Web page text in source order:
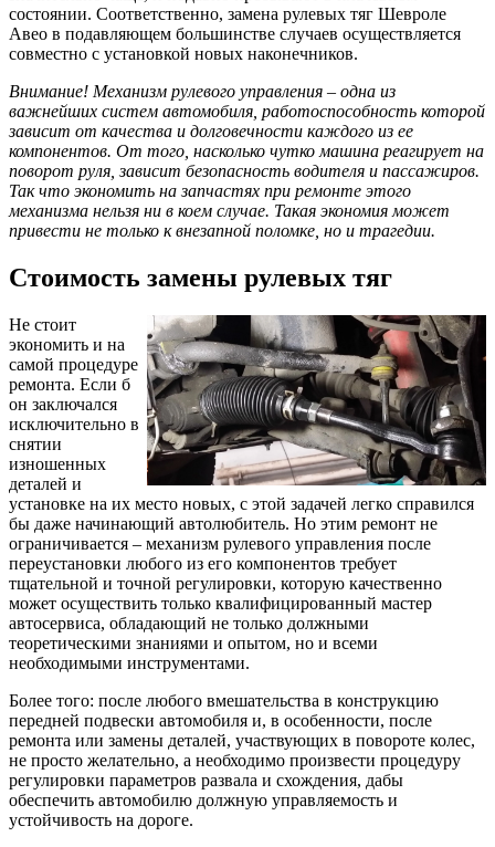
состоянии. Соответственно, замена рулевых тяг Шевроле
Авео в подавляющем большинстве случаев осуществляется
совместно с установкой новых наконечников.
Внимание! Механизм рулевого управления – одна из
важнейших систем автомобиля, работоспособность которой
зависит от качества и долговечности каждого из ее
компонентов. От того, насколько чутко машина реагирует на
поворот руля, зависит безопасность водителя и пассажиров.
Так что экономить на запчастях при ремонте этого
механизма нельзя ни в коем случае. Такая экономия может
привести не только к внезапной поломке, но и трагедии.
Стоимость замены рулевых тяг
Не стоит
экономить и на
самой процедуре
ремонта. Если б
он заключался
исключительно в
снятии
изношенных
деталей и
установке на их место новых, с этой задачей легко справился
бы даже начинающий автолюбитель. Но этим ремонт не
ограничивается – механизм рулевого управления после
переустановки любого из его компонентов требует
тщательной и точной регулировки, которую качественно
может осуществить только квалифицированный мастер
автосервиса, обладающий не только должными
теоретическими знаниями и опытом, но и всеми
необходимыми инструментами.
Более того: после любого вмешательства в конструкцию
передней подвески автомобиля и, в особенности, после
ремонта или замены деталей, участвующих в повороте колес,
не просто желательно, а необходимо произвести процедуру
регулировки параметров развала и схождения, дабы
обеспечить автомобилю должную управляемость и
устойчивость на дороге.